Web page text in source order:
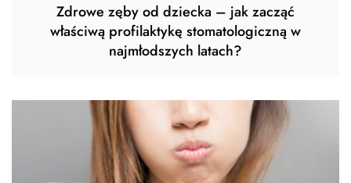
Zdrowe zęby od dziecka – jak zacząć
właściwą profilaktykę stomatologiczną w
najmłodszych latach?